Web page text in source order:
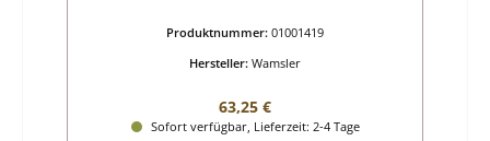
Produktnummer: 01001419
Hersteller: Wamsler
Regulärer Preis:
63,25 €
Sofort verfügbar, Lieferzeit: 2-4 Tage